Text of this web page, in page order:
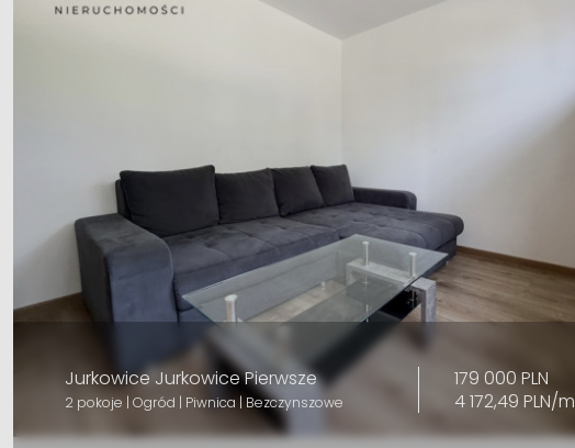
Jurkowice Jurkowice Pierwsze
2 pokoje | Ogród | Piwnica | Bezczynszowe
179 000 PLN
4 172,49 PLN/m